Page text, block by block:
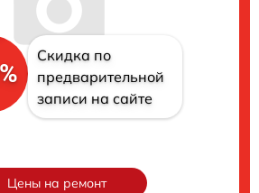
Скидка по
предварительной
записи на сайте
Цены на ремонт